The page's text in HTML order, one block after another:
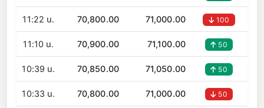
11:22 น. 70,800.00 71,000.00 100
11:10 น. 70,900.00 71,100.00 50
10:39 น. 70,850.00 71,050.00 50
10:33 น. 70,800.00 71,000.00 50